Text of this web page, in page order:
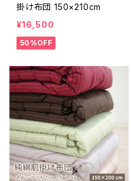
掛け布団 150×210cm
¥16,500
50%OFF